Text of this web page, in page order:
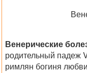
Венерические
родительный падеж
римлян богиня